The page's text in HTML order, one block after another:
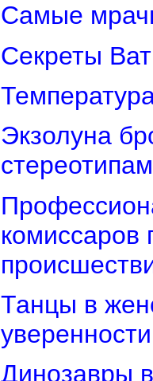
Самые
Секреты
Экзолуна
стереотипам
комиссаров
Танцы в
Динозавры